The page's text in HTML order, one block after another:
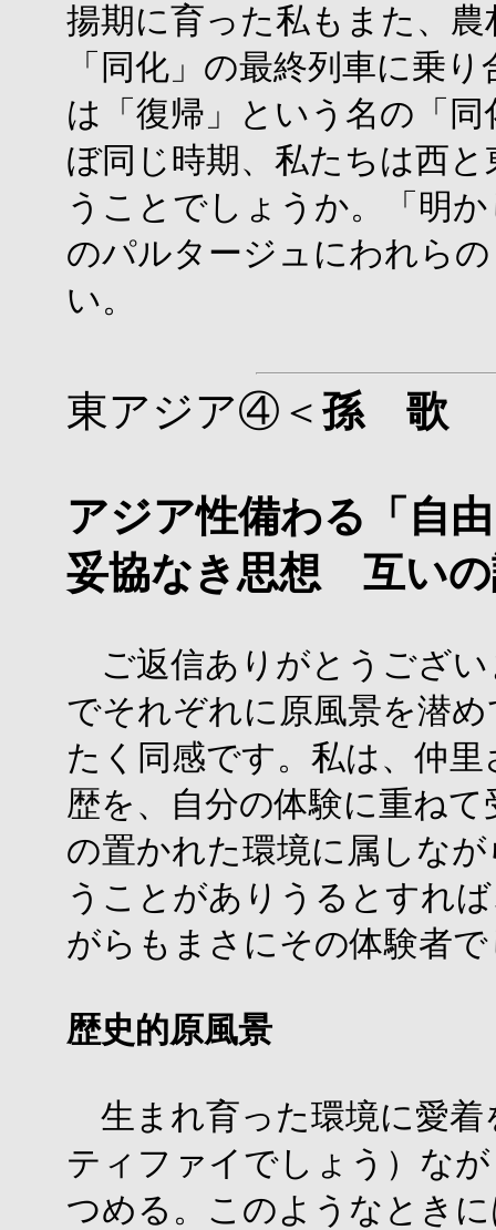
揚期に育った私もまた、
「同化」の最終列車に乗
は「復帰」という名の「
ぼ同じ時期、私たちは西
うことでしょうか。「明
のパルタージュにわれら
い。
東アジア④＜ 孫 歌
アジア性備わる「自
妥協なき思想 互いの
ご返信ありがとうござい
でそれぞれに原風景を潜
たく同感です。私は、仲
歴を、自分の体験に重ね
の置かれた環境に属しな
うことがありうるとすれ
がらもまさにその体験者
歴史的原風景
生まれ育った環境に愛着
ティファイでしょう）な
つめる。このようなとき